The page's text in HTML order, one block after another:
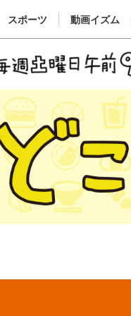
スポーツ 動画イズム